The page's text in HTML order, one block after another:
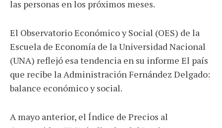
las personas en los próximos meses.
El Observatorio Económico y Social (OES) de la
Escuela de Economía de la Universidad Nacional
(UNA) reflejó esa tendencia en su informe El país
que recibe la Administración Fernández Delgado:
balance económico y social.
A mayo anterior, el Índice de Precios al